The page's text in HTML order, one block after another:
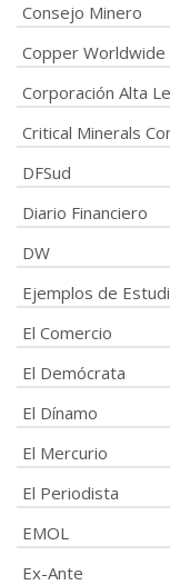
Consejo Minero
Copper Worldwide
Corporación Alta
Critical Minerals
DFSud
Diario Financiero
DW
Ejemplos de
El Comercio
El Demócrata
El Dínamo
El Mercurio
El Periodista
EMOL
Ex-Ante